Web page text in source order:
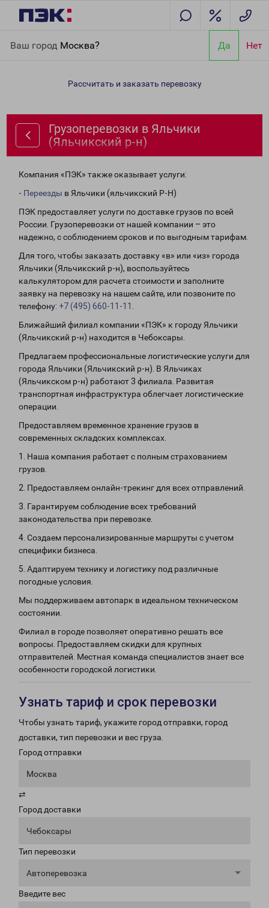
Ваш город Москва? Да Нет
(Яльчикский р-н)
Рассчитать и заказать перевозку
Грузоперевозки в Яльчики
(Яльчикский р-н)
Компания «ПЭК» также оказывает услуги:
- Переезды в Яльчики (яльчикский Р-Н)
ПЭК предоставляет услуги по доставке грузов по всей
России. Грузоперевозки от нашей компании – это
надежно, с соблюдением сроков и по выгодным тарифам.
Для того, чтобы заказать доставку «в» или «из» города
Яльчики (Яльчикский р-н), воспользуйтесь
калькулятором для расчета стоимости и заполните
заявку на перевозку на нашем сайте, или позвоните по
телефону: +7 (495) 660-11-11
Ближайший филиал компании «ПЭК» к городу Яльчики
(Яльчикский р-н) находится в Чебоксары.
Предлагаем профессиональные логистические услуги для
города Яльчики (Яльчикский р-н). В Яльчиках
(Яльчикском р-н) работают 3 филиала. Развитая
транспортная инфраструктура облегчает логистические
операции.
Предоставляем временное хранение грузов в
современных складских комплексах.
1. Наша компания работает с полным страхованием
грузов.
2. Предоставляем онлайн-трекинг для всех отправлений.
3. Гарантируем соблюдение всех требований
законодательства при перевозке.
4. Создаем персонализированные маршруты с учетом
специфики бизнеса.
5. Адаптируем технику и логистику под различные
погодные условия.
Мы поддерживаем автопарк в идеальном техническом
состоянии.
Филиал в городе позволяет оперативно решать все
вопросы. Предоставляем скидки для крупных
отправителей. Местная команда специалистов знает все
особенности городской логистики.
Узнать тариф и срок перевозки
Чтобы узнать тариф, укажите город отправки, город
доставки, тип перевозки и вес груза.
Город отправки
Москва
⇄
Город доставки
Чебоксары
Тип перевозки
Автоперевозка
Введите вес